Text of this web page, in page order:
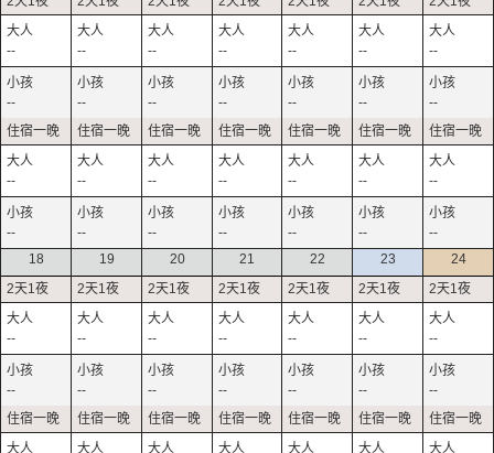
--
--
--
--
--
--
--
--
--
--
--
--
--
--
--
--
--
--
--
--
--
--
--
--
--
--
--
--
18
--
--
19
--
--
20
--
--
21
--
--
22
--
--
23
--
--
24
--
--